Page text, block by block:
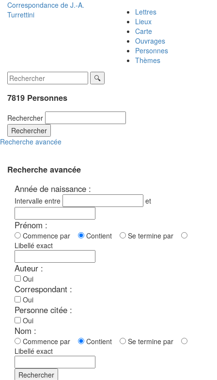
Correspondance de J.-A.
Turrettini
Lettres
Lieux
Carte
Ouvrages
Personnes
Thèmes
7819 Personnes
Rechercher
Rechercher
Recherche avancée
Recherche avancée
Année de naissance :
Intervalle entre et
Prénom :
Commence par Contient
Se termine par
Libellé exact
Auteur :
Oui
Correspondant :
Oui
Personne citée :
Oui
Nom :
Commence par Contient
Se termine par
Libellé exact
Rechercher